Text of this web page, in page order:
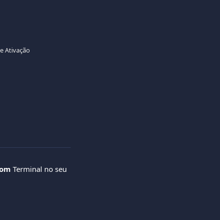
Ativação
Terminal no seu